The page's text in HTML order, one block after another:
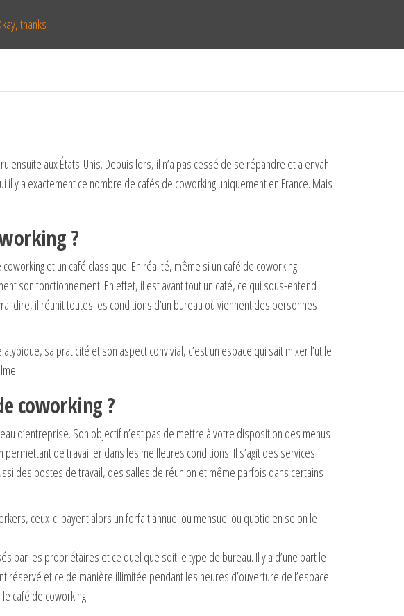
aux États-Unis. Depuis lors, il n’a pas cessé de se répandre et a envahi
y a exactement ce nombre de cafés de coworking uniquement en France. Mais
?
et un café classique. En réalité, même si un café de coworking
son fonctionnement. En effet, il est avant tout un café, ce qui sous-entend
dire, il réunit toutes les conditions d’un bureau où viennent des personnes
sa praticité et son aspect convivial, c’est un espace qui sait mixer l’utile
coworking ?
d’entreprise. Son objectif n’est pas de mettre à votre disposition des menus
de travailler dans les meilleures conditions. Il s’agit des services
des postes de travail, des salles de réunion et même parfois dans certains
ceux-ci payent alors un forfait annuel ou mensuel ou quotidien selon le
par les propriétaires et ce quel que soit le type de bureau. Il y a d’une part le
et ce de manière illimitée pendant les heures d’ouverture de l’espace.
café de coworking.
thanks